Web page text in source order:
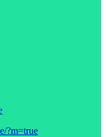
?m=true